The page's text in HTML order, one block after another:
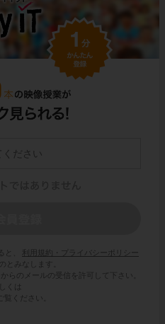
と、
利用規約・プライバシーポリシー
とみなします。
らのメールの受信を許可して下さい。
しくは
覧ください。